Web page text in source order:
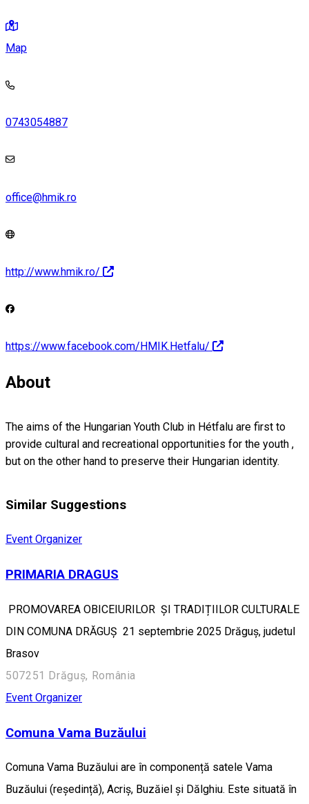
Map
0743054887
office@hmik.ro
http://www.hmik.ro/
https://www.facebook.com/HMIK.Hetfalu/
About
The aims of the Hungarian Youth Club in Hétfalu are first to
provide cultural and recreational opportunities for the youth ,
but on the other hand to preserve their Hungarian identity.
Similar Suggestions
Event Organizer
PRIMARIA DRAGUS
PROMOVAREA OBICEIURILOR ȘI TRADIȚIILOR CULTURALE
DIN COMUNA DRĂGUȘ 21 septembrie 2025 Drăguș, judetul
Brasov
507251 Drăguș, România
Event Organizer
Comuna Vama Buzăului
Comuna Vama Buzăului are în componență satele Vama
Buzăului (reședință), Acriș, Buzăiel și Dălghiu. Este situată în